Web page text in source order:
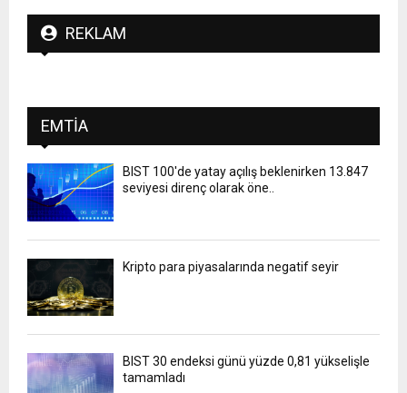
REKLAM
EMTIA
BIST 100'de yatay açılış beklenirken 13.847
seviyesi direnç olarak öne..
Kripto para piyasalarında negatif seyir
BIST 30 endeksi günü yüzde 0,81 yükselişle
tamamladı